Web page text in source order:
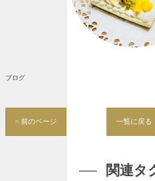
ブログ
< 前のページ 一覧に戻る
関連タ